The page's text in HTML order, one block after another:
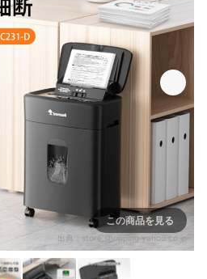
この商品を見る
出典： store.shopping.yahoo.co.jp